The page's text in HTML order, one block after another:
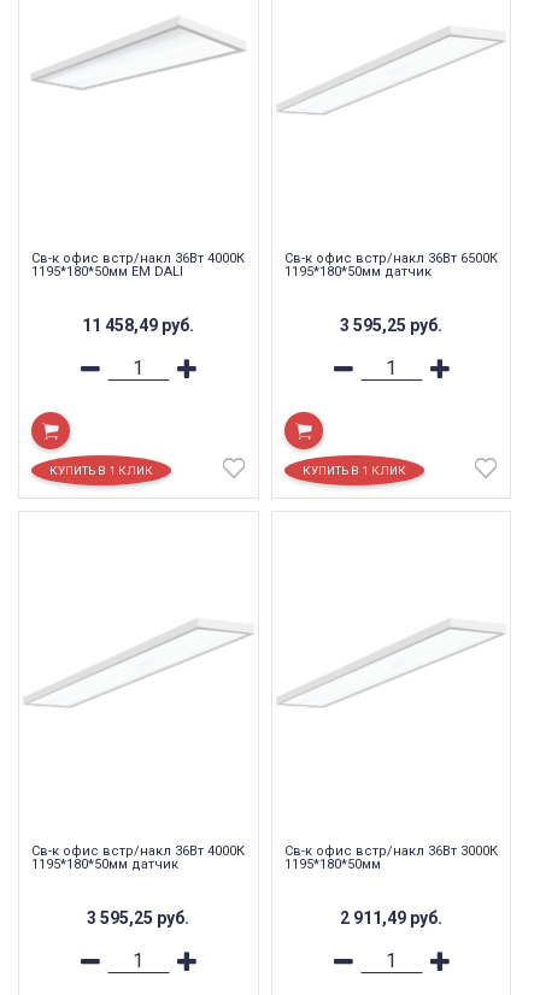
Св-к офис встр/накл 36Вт 4000К
1195*180*50мм EM DALI
11 458,49 руб.
Св-к офис встр/накл 36Вт 6500К
1195*180*50мм датчик
3 595,25 руб.
Св-к офис встр/накл 36Вт 4000К
1195*180*50мм датчик
3 595,25 руб.
Св-к офис встр/накл 36Вт 3000К
1195*180*50мм
2 911,49 руб.